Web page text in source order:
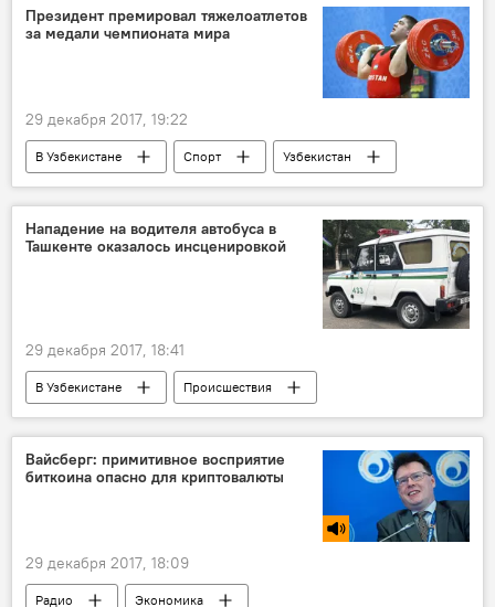
Медицина
Постановление
Президент премировал тяжелоатлетов
за медали чемпионата мира
29 декабря 2017, 19:22
В Узбекистане Спорт
Узбекистан
Шавкат Мирзиёев
Нападение на водителя автобуса в
Ташкенте оказалось инсценировкой
29 декабря 2017, 18:41
В Узбекистане
Происшествия
Узбекистан
милиция
преступление
Вайсберг: примитивное восприятие
биткоина опасно для криптовалюты
29 декабря 2017, 18:09
Радио Экономика